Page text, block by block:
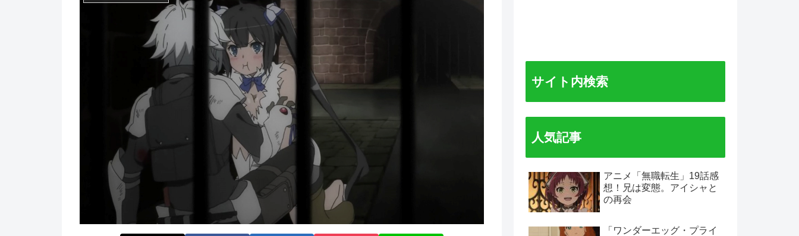
サイト内検索
人気記事
アニメ「無職転生」19話感
想！兄は変態。アイシャと
の再会
「ワンダーエッグ・プライ